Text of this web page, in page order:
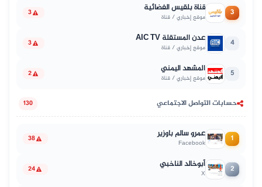
3 قناة بلقيس الفضائية
موقع إخباري / قناة 3
4 عدن المستقلة AIC TV
موقع إخباري / قناة 3
5 المشهد اليمني
موقع إخباري / قناة 2
حسابات التواصل الاجتماعي 130
1 عمرو سالم باوزير
Facebook
38
2 أبوخالد الناخبي
X
24